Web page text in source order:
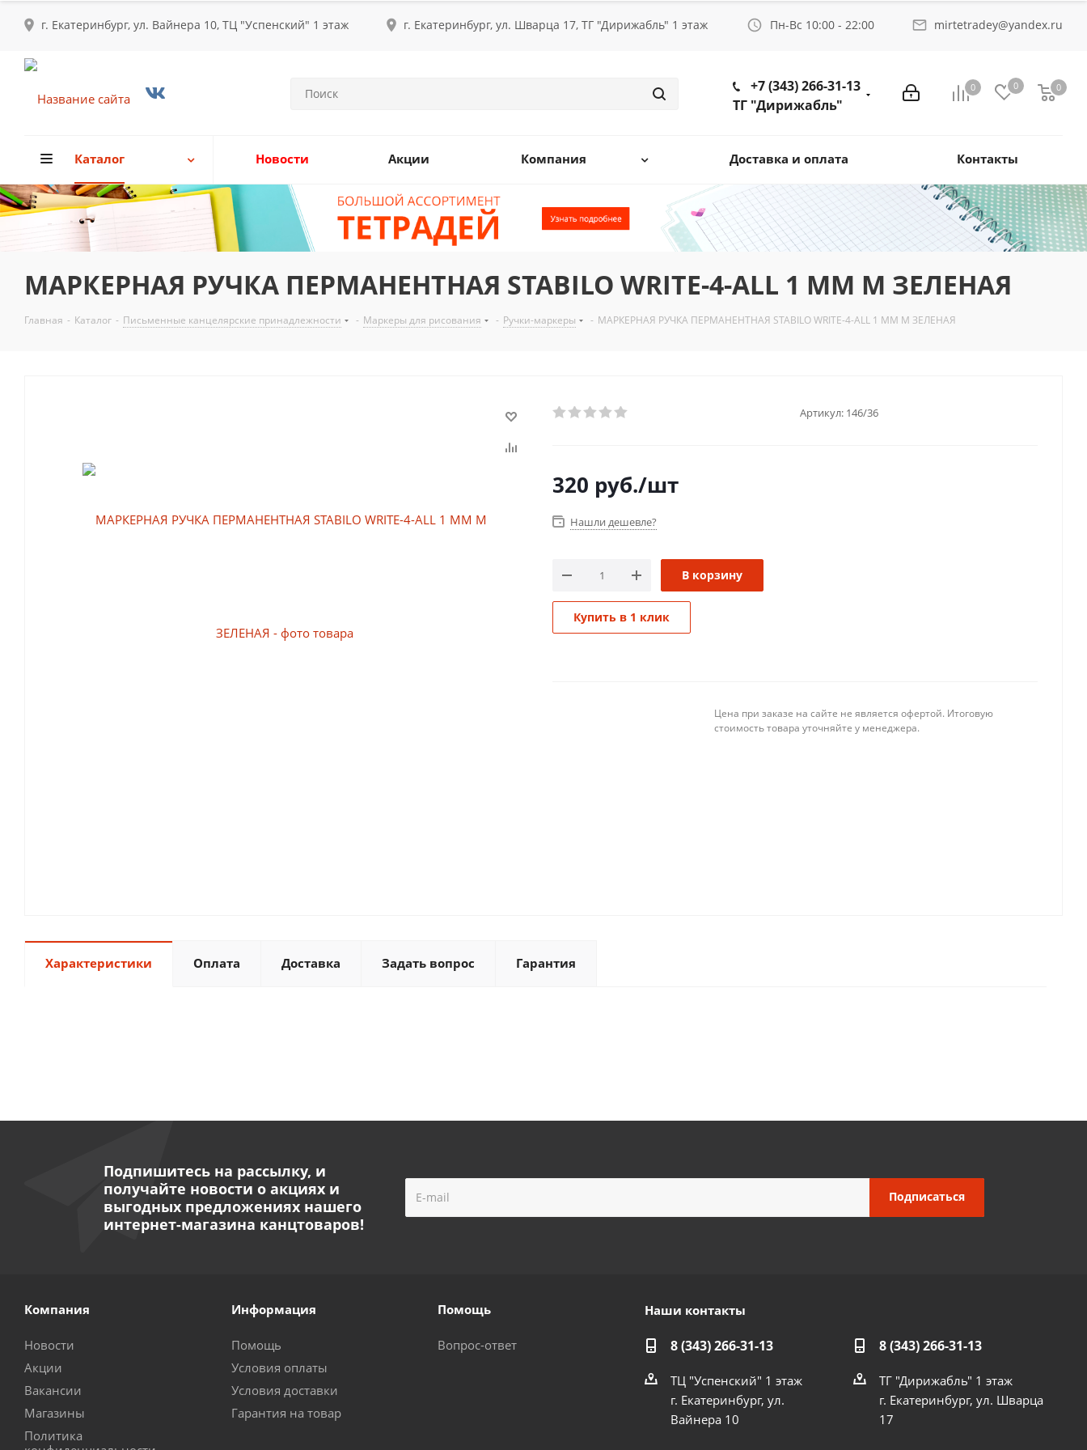
г. Екатеринбург, ул. Вайнера 10, ТЦ "Успенский" 1 этаж г. Екатеринбург, ул. Шварца 17, ТГ "Дирижабль" 1 этаж Пн-Вс 10:00 - 22:00 mirtetradey@yandex.ru
0 0 0
+7 (343) 266-31-13
ТГ "Дирижабль"
Каталог Новости Акции Компания Доставка и оплата Контакты
МАРКЕРНАЯ РУЧКА ПЕРМАНЕНТНАЯ STABILO WRITE-4-ALL 1 ММ M ЗЕЛЕНАЯ
Главная - Каталог - Письменные канцелярские принадлежности - Маркеры для рисования - Ручки-маркеры - МАРКЕРНАЯ РУЧКА ПЕРМАНЕНТНАЯ STABILO WRITE-4-ALL 1 ММ M ЗЕЛЕНАЯ
Артикул: 146/36
320 руб./шт
Нашли дешевле?
В корзину
Купить в 1 клик
Цена при заказе на сайте не является офертой. Итоговую
стоимость товара уточняйте у менеджера.
Характеристики Оплата Доставка Задать вопрос Гарантия
Подпишитесь на рассылку, и
получайте новости о акциях и
выгодных предложениях нашего
интернет-магазина канцтоваров!
Компания
Новости
Акции
Вакансии
Магазины
Политика
Информация
Помощь
Условия оплаты
Условия доставки
Гарантия на товар
Помощь
Вопрос-ответ
Наши контакты
8 (343) 266-31-13
ТЦ "Успенский" 1 этаж
г. Екатеринбург, ул.
Вайнера 10
8 (343) 266-31-13
ТГ "Дирижабль" 1 этаж
г. Екатеринбург, ул. Шварца
17